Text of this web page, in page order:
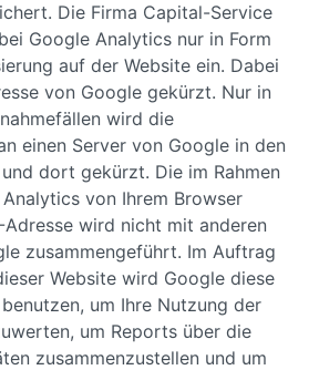
Die Firma Capital-Service
Google Analytics nur in Form
auf der Website ein. Dabei
von Google gekürzt. Nur in
wird die
einen Server von Google in den
dort gekürzt. Die im Rahmen
von Ihrem Browser
wird nicht mit anderen
zusammengeführt. Im Auftrag
Website wird Google diese
um Ihre Nutzung der
um Reports über die
zusammenzustellen und um